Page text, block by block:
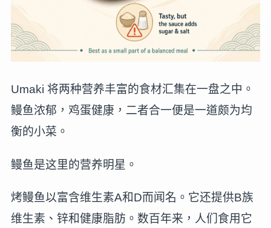
Umaki 将两种营养丰富的食材汇集在一盘之中。
鳗鱼浓郁，鸡蛋健康，二者合一便是一道颇为均
衡的小菜。
鳗鱼是这里的营养明星。
烤鳗鱼以富含维生素A和D而闻名。它还提供B族
维生素、锌和健康脂肪。数百年来，人们食用它